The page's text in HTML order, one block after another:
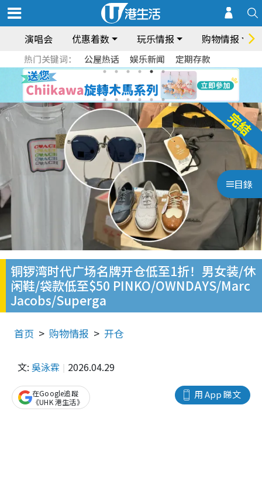
演唱会 优惠着数 玩乐情报 购物情报
热门关键词： 公屋热话 娱乐新闻 定期存款
目錄
铜锣湾时代广场名牌开仓低至1折！男女装/休
闲鞋/袋款低至$50 PINKO/OWNDAYS/Marc
Jacobs/Superga
首页 购物情报 开仓
文: 吳泳霖 2026.04.29
用 App 睇文
在Google追蹤
《UHK 港生活》